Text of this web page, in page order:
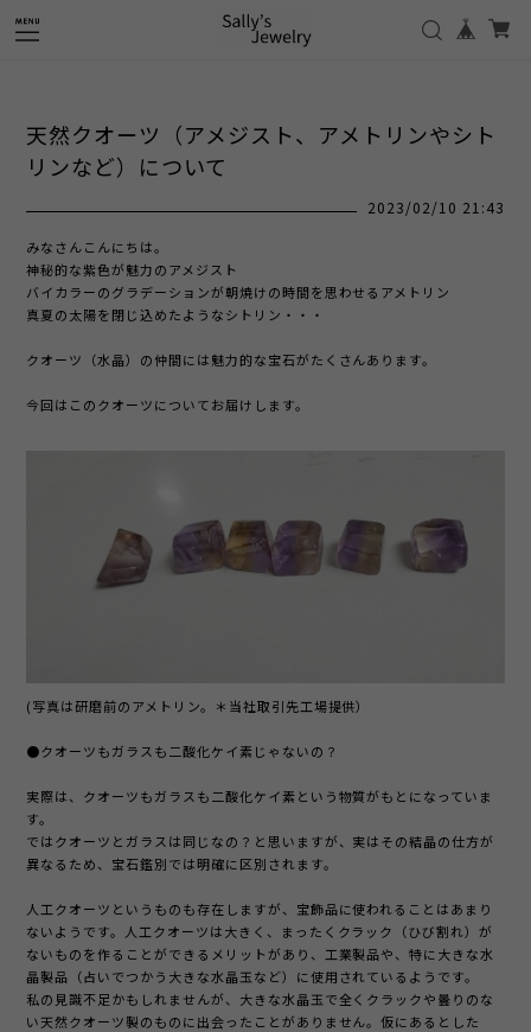
天然クオーツ（アメジスト、アメトリンやシト
リンなど）について
2023/02/10 21:43
みなさんこんにちは。
神秘的な紫色が魅力のアメジスト
バイカラーのグラデーションが朝焼けの時間を思わせるアメトリン
真夏の太陽を閉じ込めたようなシトリン・・・
クオーツ（水晶）の仲間には魅力的な宝石がたくさんあります。
今回はこのクオーツについてお届けします。
(写真は研磨前のアメトリン。＊当社取引先工場提供）
●クオーツもガラスも二酸化ケイ素じゃないの？
実際は、クオーツもガラスも二酸化ケイ素という物質がもとになっていま
す。
ではクオーツとガラスは同じなの？と思いますが、実はその結晶の仕方が
異なるため、宝石鑑別では明確に区別されます。
人工クオーツというものも存在しますが、宝飾品に使われることはあまり
ないようです。人工クオーツは大きく、まったくクラック（ひび割れ）が
ないものを作ることができるメリットがあり、工業製品や、特に大きな水
晶製品（占いでつかう大きな水晶玉など）に使用されているようです。
私の見識不足かもしれませんが、大きな水晶玉で全くクラックや曇りのな
い天然クオーツ製のものに出会ったことがありません。仮にあるとした